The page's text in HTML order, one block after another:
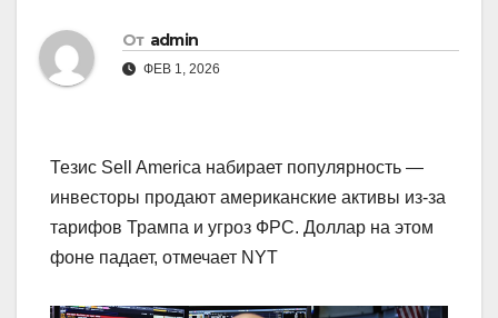
От admin
ФЕВ 1, 2026
Тезис Sell America набирает популярность —
инвесторы продают американские активы из-за
тарифов Трампа и угроз ФРС. Доллар на этом
фоне падает, отмечает NYT